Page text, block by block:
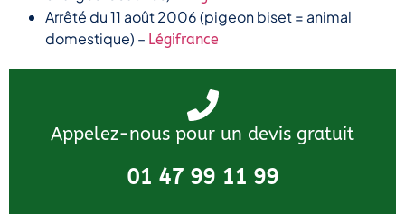
Arrêté du 11 août 2006 (pigeon biset = animal
domestique) – Légifrance
Appelez-nous pour un devis gratuit
01 47 99 11 99